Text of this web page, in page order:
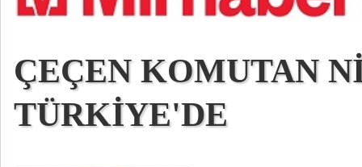
ÇEÇEN KOMUTAN
TÜRKİYE'DE